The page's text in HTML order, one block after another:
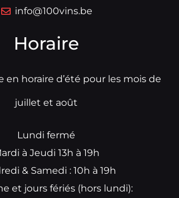
info@100vins.be
Horaire
en horaire d’été pour les mois de
juillet et août
Lundi fermé
à Jeudi 13h à 19h
& Samedi : 10h à 19h
et jours fériés (hors lundi):